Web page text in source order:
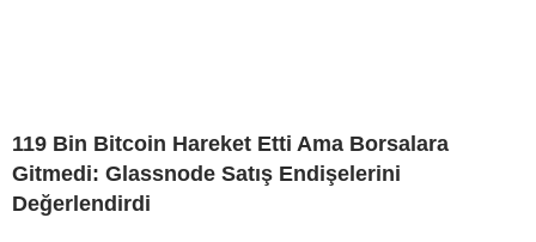
119 Bin Bitcoin Hareket Etti Ama Borsalara
Gitmedi: Glassnode Satış Endişelerini
Değerlendirdi